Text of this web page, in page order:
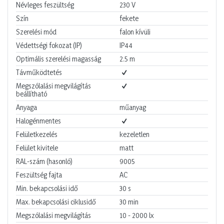
Névleges feszültség
230 V
Szín
fekete
Szerelési mód
falon kívüli
Védettségi fokozat (IP)
IP44
Optimális szerelési magasság
2.5 m
Távműködtetés
Megszólalási megvilágítás
beállítható
Anyaga
műanyag
Halogénmentes
Felületkezelés
kezeletlen
Felület kivitele
matt
RAL-szám (hasonló)
9005
Feszültség fajta
AC
Min. bekapcsolási idő
30 s
Max. bekapcsolási ciklusidő
30 min
Megszólalási megvilágítás
10 - 2000 lx